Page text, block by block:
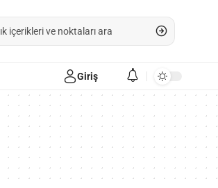
Giriş